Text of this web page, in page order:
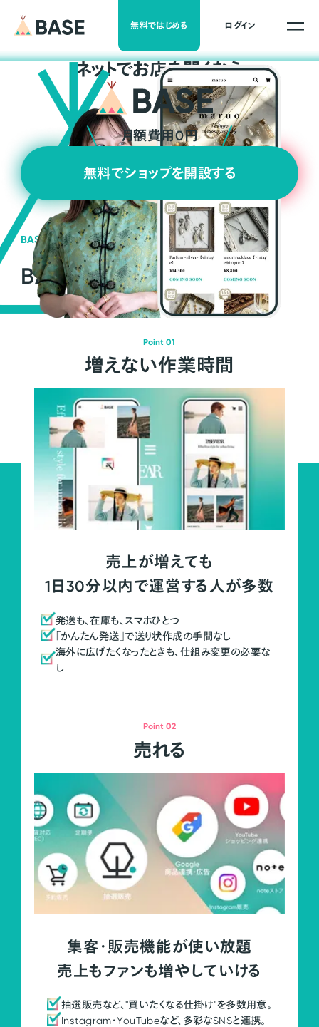
無料ではじめる ログイン
ネットでお店を開くなら
月額費用0円
無料でショップを開設する
BASEの強み
BASEが強い3つの理由
Point 01
増えない作業時間
売上が増えても
1日30分以内で運営する人が多数
発送も、在庫も、スマホひとつ
「かんたん発送」で送り状作成の手間なし
海外に広げたくなったときも、仕組み変更の必要な
し
Point 02
売れる
集客・販売機能が使い放題
売上もファンも増やしていける
抽選販売など、"買いたくなる仕掛け"を多数用意。
Instagram・YouTubeなど、多彩なSNSと連携。